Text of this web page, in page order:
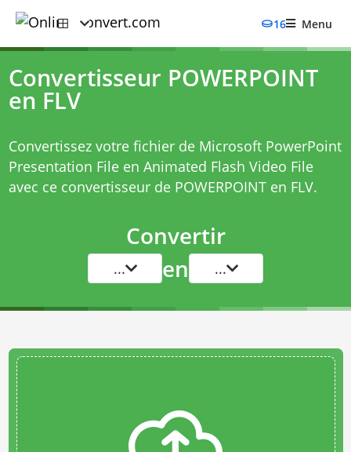
16 Menu
Convertisseur POWERPOINT
en FLV
Convertissez votre fichier de Microsoft PowerPoint
Presentation File en Animated Flash Video File
avec ce convertisseur de POWERPOINT en FLV.
Convertir
... en ...